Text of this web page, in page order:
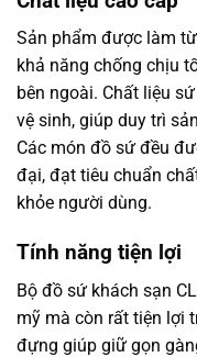
Sản phẩm được làm
khả năng chống chịu
bên ngoài. Chất liệu
vệ sinh, giúp duy trì
Các món đồ sứ đều
đại, đạt tiêu chuẩn
khỏe người dùng.
Tính năng tiện lợi
Bộ đồ sứ khách sạn
mỹ mà còn rất tiện lợi
đựng giúp giữ gọn